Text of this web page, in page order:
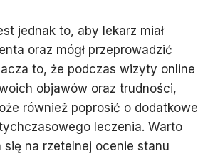
jednak to, aby lekarz miał
oraz mógł przeprowadzić
to, że podczas wizyty online
objawów oraz trudności,
również poprosić o dodatkowe
leczenia. Warto
na rzetelnej ocenie stanu